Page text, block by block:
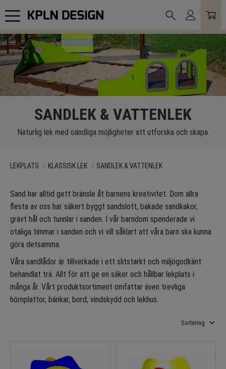
Meny
LEKPLATS KLASSISK LEK SANDLEK & VATTENLEK
SANDLEK & VATTENLEK
Naturlig lek med oändliga möjligheter att utforska och skapa.
Sand har alltid gett bränsle åt barnens kreativitet. Dom allra
flesta av oss har säkert byggt sandslott, bakade sandkakor,
grävt hål och tunnlar i sanden. I vår barndom spenderade vi
otaliga timmar i sanden och vi vill såklart att våra barn ska kunna
göra detsamma.
Våra sandlådor är tillverkade i ett slitstarkt och miljögodkänt
behandlat trä. Allt för att ge en säker och hållbar lekplats i
många år. Vårt produktsortiment omfattar även trevliga
hörnplattor, bänkar, bord, vindskydd och lekhus.